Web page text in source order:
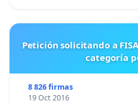
Petición solicitando a FISA mantener el remo de la
categoría
8 826 firmas
19 Oct 2016